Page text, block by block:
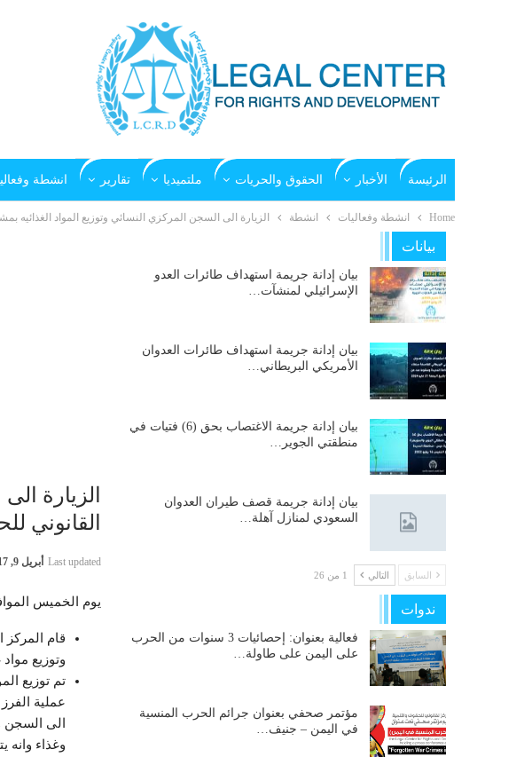
الرئيسة الأخبار الحقوق والحريات ملتميديا تقارير انشطة
Home انشطة وفعاليات انشطة الزيارة الى السجن المركزي النسائي وتوزيع المواد الغذائيه
الزيارة
القانوني
Last updated أبريل 9, 2017
يوم الخميس الموافق 26/10/
قام المركز
وتوزيع
عملية
الى السجن
وغذاء وانه
بيانات
بيان إدانة جريمة استهداف طائرات العدو
الإسرائيلي لمنشآت…
بيان إدانة جريمة استهداف طائرات العدوان
الأمريكي البريطاني…
بيان إدانة جريمة الاغتصاب بحق (6) فتيات في
منطقتي الجوير…
بيان إدانة جريمة قصف طيران العدوان
السعودي لمنازل آهلة…
السابق التالي 1 من 26
ندوات
فعالية بعنوان: إحصائيات 3 سنوات من الحرب
على اليمن على طاولة…
مؤتمر صحفي بعنوان جرائم الحرب المنسية
في اليمن – جنيف…